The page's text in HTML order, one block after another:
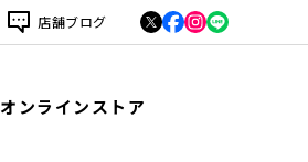
店舗ブログ
オンラインストア